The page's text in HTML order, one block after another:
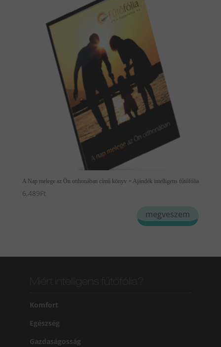
A Nap melege az Ön otthonában című könyv + Ajándék intelligens fűtőfólia
6,489Ft
megveszem
Komfort
Egészség
Gazdaságosság